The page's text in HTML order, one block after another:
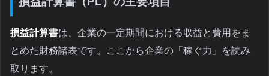
損益計算書は、企業の一定期間における収益と費用をま
とめた財務諸表です。ここから企業の「稼ぐ力」を読み
取ります。